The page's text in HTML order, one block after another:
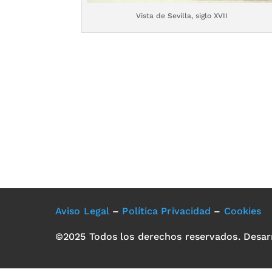
Vista de Sevilla, siglo XVII
Aviso Legal – Política Privacidad – Cookies
©2025 Todos los derechos reservados.